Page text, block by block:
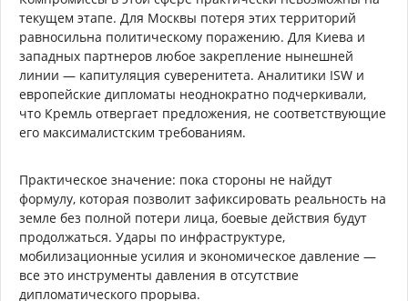
текущем этапе. Для Москвы потеря этих территорий
равносильна политическому поражению. Для Киева и
западных партнеров любое закрепление нынешней
линии — капитуляция суверенитета. Аналитики ISW и
европейские дипломаты неоднократно подчеркивали,
что Кремль отвергает предложения, не соответствующие
его максималистским требованиям.
Практическое значение: пока стороны не найдут
формулу, которая позволит зафиксировать реальность на
земле без полной потери лица, боевые действия будут
продолжаться. Удары по инфраструктуре,
мобилизационные усилия и экономическое давление —
все это инструменты давления в отсутствие
дипломатического прорыва.